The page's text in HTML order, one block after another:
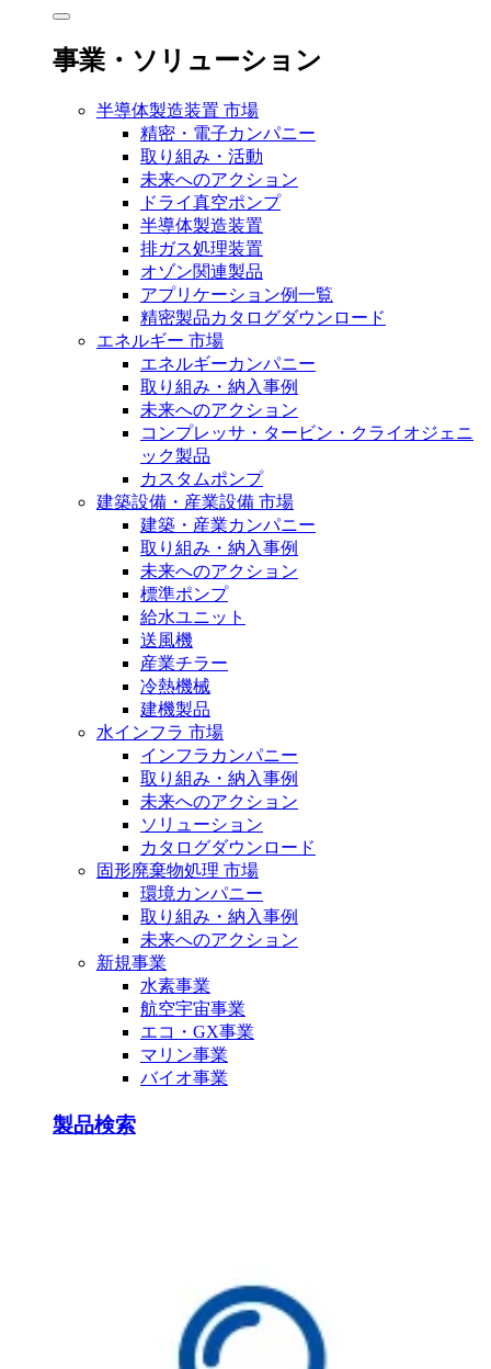
事業・ソリューション
半導体製造装置 市場
精密・電子カンパニー
取り組み・活動
未来へのアクション
ドライ真空ポンプ
半導体製造装置
排ガス処理装置
オゾン関連製品
アプリケーション例一覧
精密製品カタログダウンロード
エネルギー 市場
エネルギーカンパニー
取り組み・納入事例
未来へのアクション
コンプレッサ・タービン・クライオジェニ
ック製品
カスタムポンプ
建築設備・産業設備 市場
建築・産業カンパニー
取り組み・納入事例
未来へのアクション
標準ポンプ
給水ユニット
送風機
産業チラー
冷熱機械
建機製品
水インフラ 市場
インフラカンパニー
取り組み・納入事例
未来へのアクション
ソリューション
カタログダウンロード
固形廃棄物処理 市場
環境カンパニー
取り組み・納入事例
未来へのアクション
新規事業
水素事業
航空宇宙事業
エコ・GX事業
マリン事業
バイオ事業
製品検索